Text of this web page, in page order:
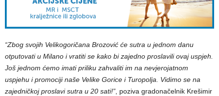
“Zbog svojih Velikogoričana Brozović će sutra u jednom danu
otputovati u Milano i vratiti se kako bi zajedno proslavili ovaj uspjeh.
Još jednom ćemo imati priliku zahvaliti im na nevjerojatnom
uspjehu i promociji naše Velike Gorice i Turopolja. Vidimo se na
zajedničkoj proslavi sutra u 20 sati!”, poziva gradonačelnik Krešimir